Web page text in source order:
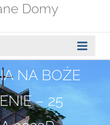
Domy
NA BOŻE
– 25